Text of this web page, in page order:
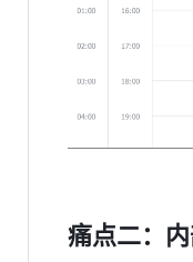
痛点二：